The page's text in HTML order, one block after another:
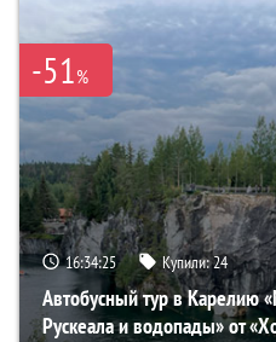
-51%
16:34:24 Купили:24
Автобусный тур в Карелию
Рускеала и водопады» от